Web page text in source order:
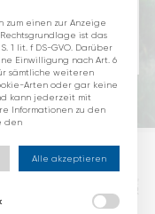
zum einen zur Anzeige
ist das
1 lit. f DS-GVO. Darüber
Einwilligung nach Art. 6
für sämtliche weiteren
Arten oder gar keine
kann jederzeit mit
Informationen zu den
den
Alle akzeptieren